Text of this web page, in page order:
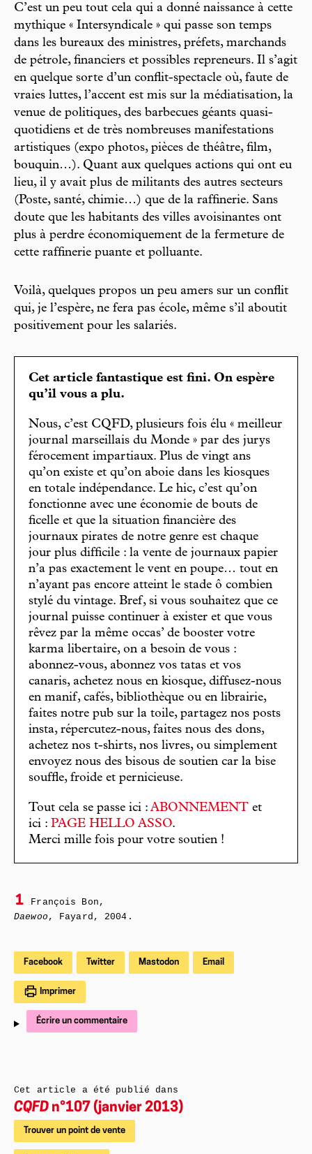
C’est un peu tout cela qui a donné naissance à cette
mythique « Intersyndicale » qui passe son temps
dans les bureaux des ministres, préfets, marchands
de pétrole, financiers et possibles repreneurs. Il s’agit
en quelque sorte d’un conflit-spectacle où, faute de
vraies luttes, l’accent est mis sur la médiatisation, la
venue de politiques, des barbecues géants quasi-
quotidiens et de très nombreuses manifestations
artistiques (expo photos, pièces de théâtre, film,
bouquin…). Quant aux quelques actions qui ont eu
lieu, il y avait plus de militants des autres secteurs
(Poste, santé, chimie…) que de la raffinerie. Sans
doute que les habitants des villes avoisinantes ont
plus à perdre économiquement de la fermeture de
cette raffinerie puante et polluante.
Voilà, quelques propos un peu amers sur un conflit
qui, je l’espère, ne fera pas école, même s’il aboutit
positivement pour les salariés.
Cet article fantastique est fini. On espère
qu’il vous a plu.
Nous, c’est CQFD, plusieurs fois élu « meilleur
journal marseillais du Monde » par des jurys
férocement impartiaux. Plus de vingt ans
qu’on existe et qu’on aboie dans les kiosques
en totale indépendance. Le hic, c’est qu’on
fonctionne avec une économie de bouts de
ficelle et que la situation financière des
journaux pirates de notre genre est chaque
jour plus difficile : la vente de journaux papier
n’a pas exactement le vent en poupe… tout en
n’ayant pas encore atteint le stade ô combien
stylé du vintage. Bref, si vous souhaitez que ce
journal puisse continuer à exister et que vous
rêvez par la même occas’ de booster votre
karma libertaire, on a besoin de vous :
abonnez-vous, abonnez vos tatas et vos
canaris, achetez nous en kiosque, diffusez-nous
en manif, cafés, bibliothèque ou en librairie,
faites notre pub sur la toile, partagez nos posts
insta, répercutez-nous, faites nous des dons,
achetez nos t-shirts, nos livres, ou simplement
envoyez nous des bisous de soutien car la bise
souffle, froide et pernicieuse.
Tout cela se passe ici : ABONNEMENT et
ici : PAGE HELLO ASSO.
Merci mille fois pour votre soutien !
1
François Bon,
Daewoo , Fayard, 2004.
Facebook Twitter Mastodon Email
Imprimer
Écrire un commentaire
Cet article a été publié dans
CQFD n°107 (janvier 2013)
Trouver un point de vente